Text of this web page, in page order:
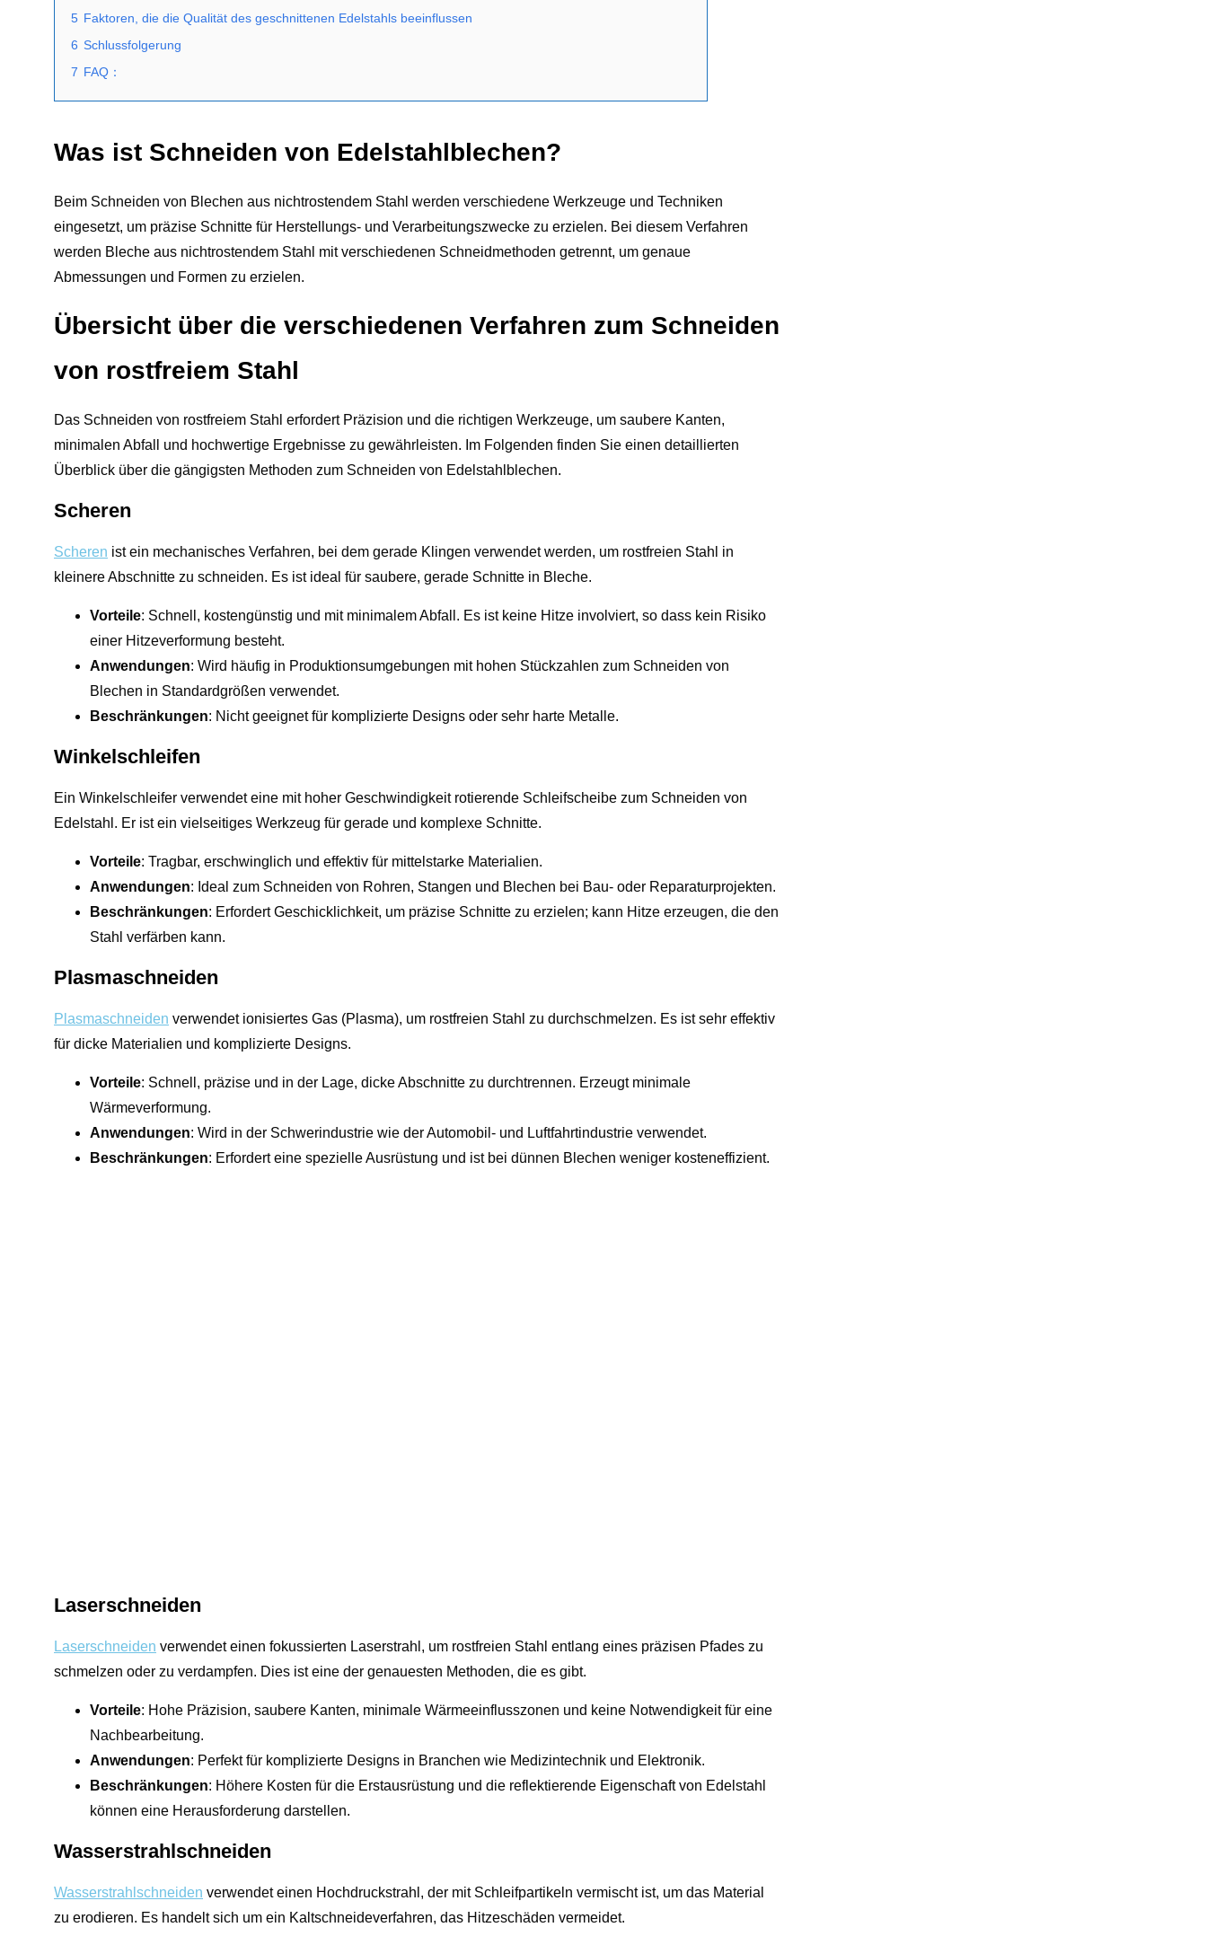
5 Faktoren, die die Qualität des geschnittenen Edelstahls beeinflussen
6 Schlussfolgerung
7 FAQ：
Was ist Schneiden von Edelstahlblechen?
Beim Schneiden von Blechen aus nichtrostendem Stahl werden verschiedene Werkzeuge und Techniken
eingesetzt, um präzise Schnitte für Herstellungs- und Verarbeitungszwecke zu erzielen. Bei diesem Verfahren
werden Bleche aus nichtrostendem Stahl mit verschiedenen Schneidmethoden getrennt, um genaue
Abmessungen und Formen zu erzielen.
Übersicht über die verschiedenen Verfahren zum Schneiden
von rostfreiem Stahl
Das Schneiden von rostfreiem Stahl erfordert Präzision und die richtigen Werkzeuge, um saubere Kanten,
minimalen Abfall und hochwertige Ergebnisse zu gewährleisten. Im Folgenden finden Sie einen detaillierten
Überblick über die gängigsten Methoden zum Schneiden von Edelstahlblechen.
Scheren
Scheren ist ein mechanisches Verfahren, bei dem gerade Klingen verwendet werden, um rostfreien Stahl in
kleinere Abschnitte zu schneiden. Es ist ideal für saubere, gerade Schnitte in Bleche.
Vorteile: Schnell, kostengünstig und mit minimalem Abfall. Es ist keine Hitze involviert, so dass kein Risiko
einer Hitzeverformung besteht.
Anwendungen: Wird häufig in Produktionsumgebungen mit hohen Stückzahlen zum Schneiden von
Blechen in Standardgrößen verwendet.
Beschränkungen: Nicht geeignet für komplizierte Designs oder sehr harte Metalle.
Winkelschleifen
Ein Winkelschleifer verwendet eine mit hoher Geschwindigkeit rotierende Schleifscheibe zum Schneiden von
Edelstahl. Er ist ein vielseitiges Werkzeug für gerade und komplexe Schnitte.
Vorteile: Tragbar, erschwinglich und effektiv für mittelstarke Materialien.
Anwendungen: Ideal zum Schneiden von Rohren, Stangen und Blechen bei Bau- oder Reparaturprojekten.
Beschränkungen: Erfordert Geschicklichkeit, um präzise Schnitte zu erzielen; kann Hitze erzeugen, die den
Stahl verfärben kann.
Plasmaschneiden
Plasmaschneiden verwendet ionisiertes Gas (Plasma), um rostfreien Stahl zu durchschmelzen. Es ist sehr effektiv
für dicke Materialien und komplizierte Designs.
Vorteile: Schnell, präzise und in der Lage, dicke Abschnitte zu durchtrennen. Erzeugt minimale
Wärmeverformung.
Anwendungen: Wird in der Schwerindustrie wie der Automobil- und Luftfahrtindustrie verwendet.
Beschränkungen: Erfordert eine spezielle Ausrüstung und ist bei dünnen Blechen weniger kosteneffizient.
Laserschneiden
Laserschneiden verwendet einen fokussierten Laserstrahl, um rostfreien Stahl entlang eines präzisen Pfades zu
schmelzen oder zu verdampfen. Dies ist eine der genauesten Methoden, die es gibt.
Vorteile: Hohe Präzision, saubere Kanten, minimale Wärmeeinflusszonen und keine Notwendigkeit für eine
Nachbearbeitung.
Anwendungen: Perfekt für komplizierte Designs in Branchen wie Medizintechnik und Elektronik.
Beschränkungen: Höhere Kosten für die Erstausrüstung und die reflektierende Eigenschaft von Edelstahl
können eine Herausforderung darstellen.
Wasserstrahlschneiden
Wasserstrahlschneiden verwendet einen Hochdruckstrahl, der mit Schleifpartikeln vermischt ist, um das Material
zu erodieren. Es handelt sich um ein Kaltschneideverfahren, das Hitzeschäden vermeidet.